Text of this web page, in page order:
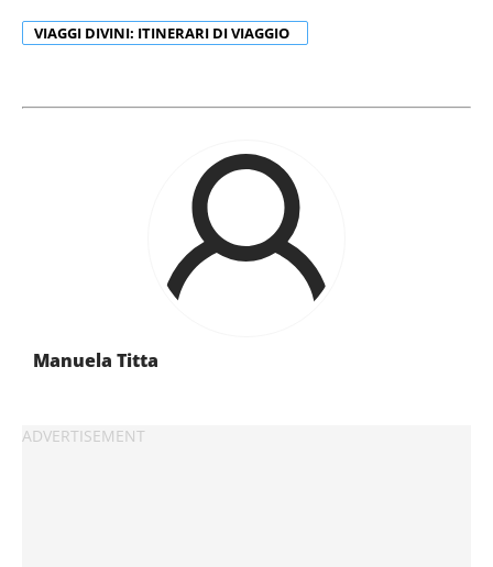
VIAGGI DIVINI: ITINERARI DI VIAGGIO
Manuela Titta